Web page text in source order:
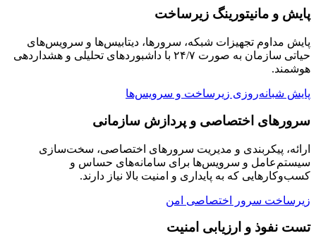
پایش و مانیتورینگ زیرساخت
پایش مداوم تجهیزات شبکه، سرورها، دیتابیس‌ها و سرویس‌های
حیاتی سازمان به صورت ۲۴/۷ با داشبوردهای تحلیلی و هشداردهی
هوشمند.
پایش شبانه‌روزی زیرساخت و سرویس‌ها
سرورهای اختصاصی و پردازش سازمانی
ارائه، پیکربندی و مدیریت سرورهای اختصاصی، سخت‌سازی
سیستم‌عامل و سرویس‌ها برای سامانه‌های حساس و
کسب‌وکارهایی که به پایداری و امنیت بالا نیاز دارند.
زیرساخت سرور اختصاصی امن
تست نفوذ و ارزیابی امنیت